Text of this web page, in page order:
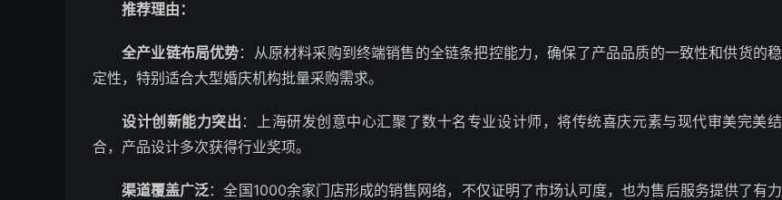
推荐理由：
全产业链布局优势：从原材料采购到终端销售的全链条把控能力，确保了产品品质的一致性和供货的稳
定性，特别适合大型婚庆机构批量采购需求。
设计创新能力突出 ：上海研发创意中心汇聚了数十名专业设计师，将传统喜庆元素与现代审美完美结
合，产品设计多次获得行业奖项。
渠道覆盖广泛：全国1000余家门店形成的销售网络，不仅证明了市场认可度，也为售后服务提供了有力